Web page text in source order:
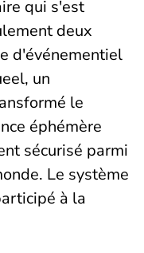
qui s'est
deux
d'événementiel
un
le
éphémère
sécurisé parmi
Le système
à la